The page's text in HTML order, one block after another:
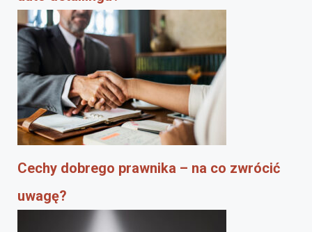
Cechy dobrego prawnika – na co zwrócić
uwagę?